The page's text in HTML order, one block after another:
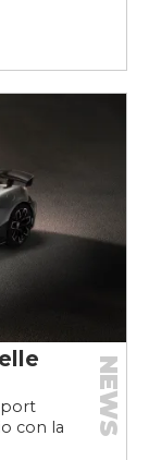
con la
NEWS